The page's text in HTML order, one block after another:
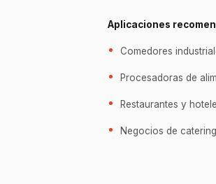
Aplicaciones
Comedores
Procesadoras de
Restaurantes y
Negocios de